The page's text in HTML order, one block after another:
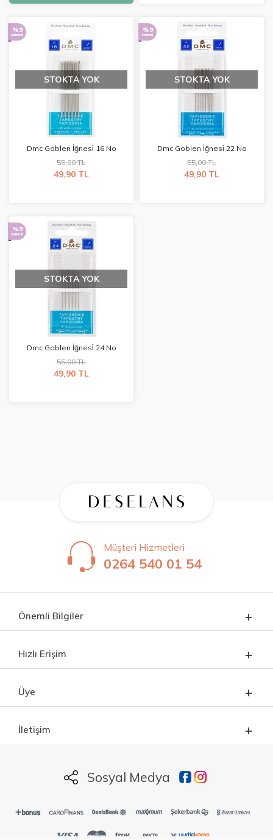
%9
indirimli
STOKTA YOK
Dmc Goblen İğnesi̇ 16 No
55,00 TL
49,90 TL
%9
indirimli
STOKTA YOK
Dmc Goblen İğnesi̇ 22 No
55,00 TL
49,90 TL
%9
indirimli
STOKTA YOK
Dmc Goblen İğnesi̇ 24 No
55,00 TL
49,90 TL
Müşteri Hizmetleri
0264 540 01 54
Önemli Bilgiler
Hızlı Erişim
Üye
İletişim
Sosyal Medya